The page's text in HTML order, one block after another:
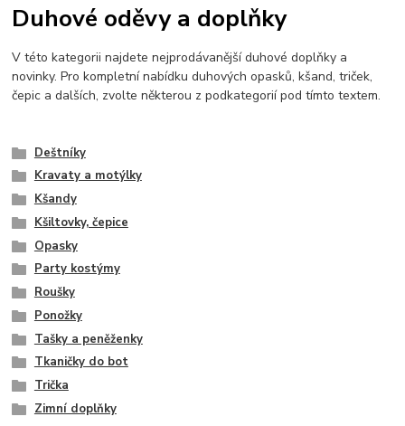
Duhové oděvy a doplňky
V této kategorii najdete nejprodávanější duhové doplňky a
novinky. Pro kompletní nabídku duhových opasků, kšand, triček,
čepic a dalších, zvolte některou z podkategorií pod tímto textem.
Deštníky
Kravaty a motýlky
Kšandy
Kšiltovky, čepice
Opasky
Party kostýmy
Roušky
Ponožky
Tašky a peněženky
Tkaničky do bot
Trička
Zimní doplňky